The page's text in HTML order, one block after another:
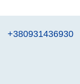
+380931436930